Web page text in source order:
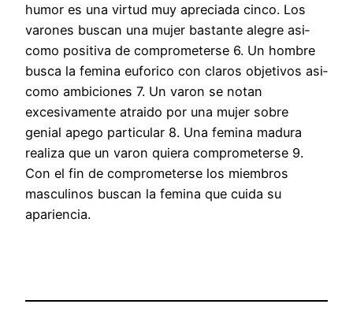
humor es una virtud muy apreciada cinco. Los
varones buscan una mujer bastante alegre asi­
como positiva de comprometerse 6. Un hombre
busca la femina euforico con claros objetivos asi­
como ambiciones 7. Un varon se notan
excesivamente atraido por una mujer sobre
genial apego particular 8. Una femina madura
realiza que un varon quiera comprometerse 9.
Con el fin de comprometerse los miembros
masculinos buscan la femina que cuida su
apariencia.